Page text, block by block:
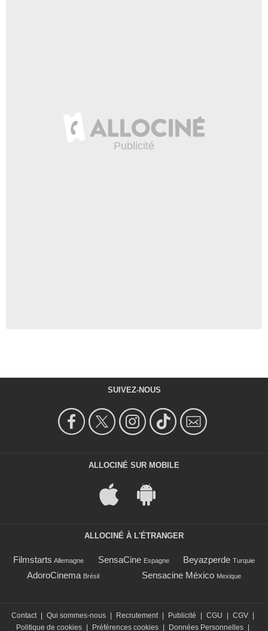
SUIVEZ-NOUS
ALLOCINÉ SUR MOBILE
ALLOCINÉ À L'ÉTRANGER
Filmstarts Allemagne SensaCine Espagne Beyazperde Turquie
AdoroCinema Brésil Sensacine México Mexique
Contact Qui sommes-nous Recrutement Publicité CGU CGV
Politique de cookies
Préférences cookies Données Personnelles